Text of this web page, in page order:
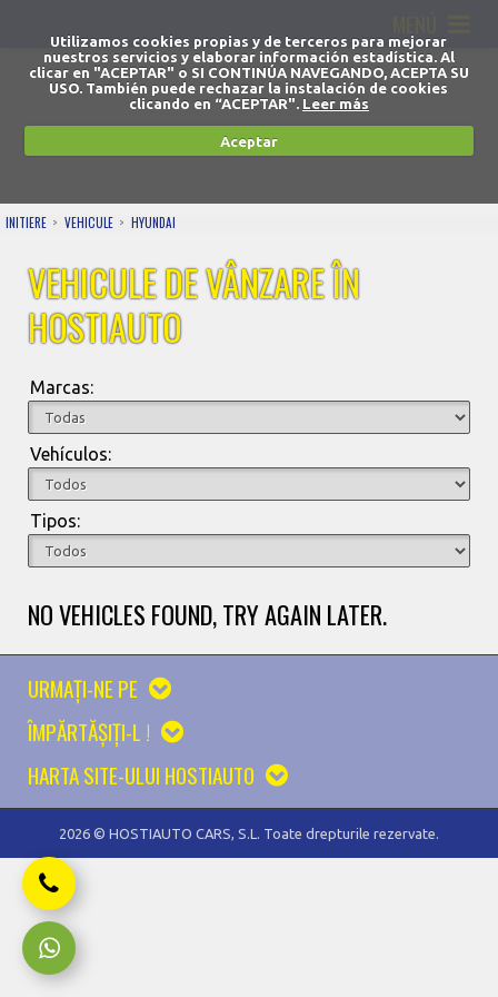
Utilizamos cookies propias y de terceros para mejorar
nuestros servicios y elaborar información estadística. Al
clicar en "ACEPTAR" o SI CONTINÚA NAVEGANDO, ACEPTA SU
USO. También puede rechazar la instalación de cookies
clicando en “ACEPTAR". Leer más
Aceptar
INITIERE VEHICULE HYUNDAI
VEHICULE DE VÂNZARE ÎN
HOSTIAUTO
Marcas:
Vehículos:
Tipos:
NO VEHICLES FOUND, TRY AGAIN LATER.
URMAŢI-NE PE
ÎMPĂRTĂŞIŢI-L !
HARTA SITE-ULUI HOSTIAUTO
2026 © HOSTIAUTO CARS, S.L. Toate drepturile rezervate.